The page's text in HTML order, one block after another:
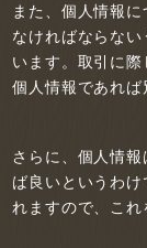
また、個人情報
なければならな
います。取引に
個人情報であれば
さらに、個人情
ば良いというわ
れますので、これ